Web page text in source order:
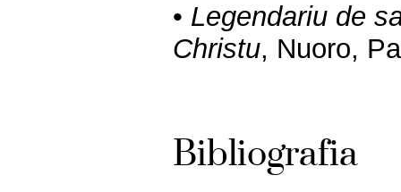
• Legendariu de
Christu, Nuoro,
Bibliografia